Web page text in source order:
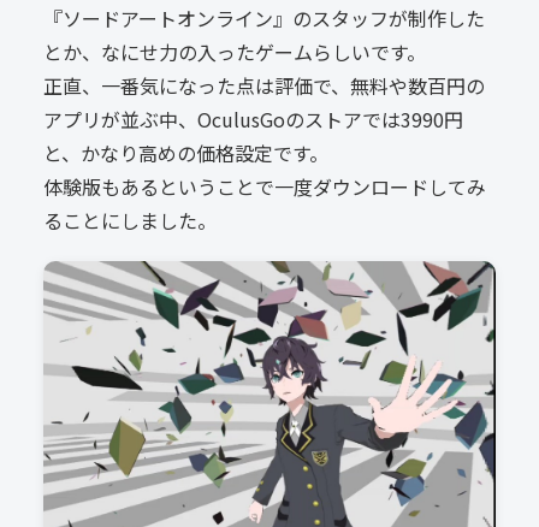
『ソードアートオンライン』のスタッフが制作した
とか、なにせ力の入ったゲームらしいです。
正直、一番気になった点は評価で、無料や数百円の
アプリが並ぶ中、OculusGoのストアでは3990円
と、かなり高めの価格設定です。
体験版もあるということで一度ダウンロードしてみ
ることにしました。